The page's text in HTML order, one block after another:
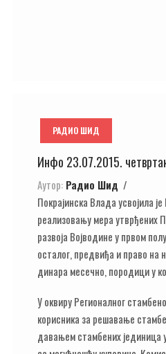
РАДИО ШИД
Инфо 23.07.2015.
Аутор: Радио Шид
Покрајинска Влада усвојила
реализовању мера утврђених
развоја Војводине у првом
осталог, предвиђа и право на
динара месечно, породици у
У оквиру Регионалног
корисника за решавање
давањем стамбених јединица